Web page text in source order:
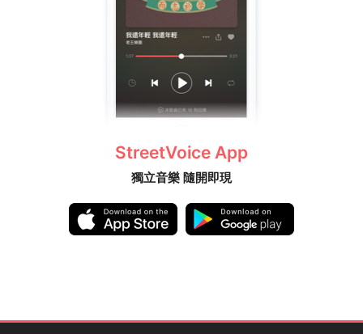
StreetVoice App
獨立音樂 隨開即現